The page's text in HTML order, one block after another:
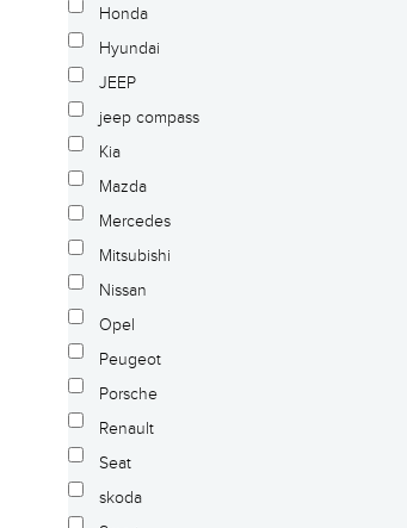
Honda
Hyundai
JEEP
jeep compass
Kia
Mazda
Mercedes
Mitsubishi
Nissan
Opel
Peugeot
Porsche
Renault
Seat
skoda